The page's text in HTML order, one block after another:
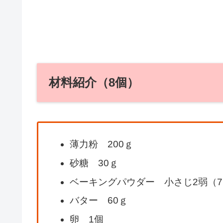
材料紹介（8個）
薄力粉 200ｇ
砂糖 30ｇ
ベーキングパウダー 小さじ2弱（
バター 60ｇ
卵 1個